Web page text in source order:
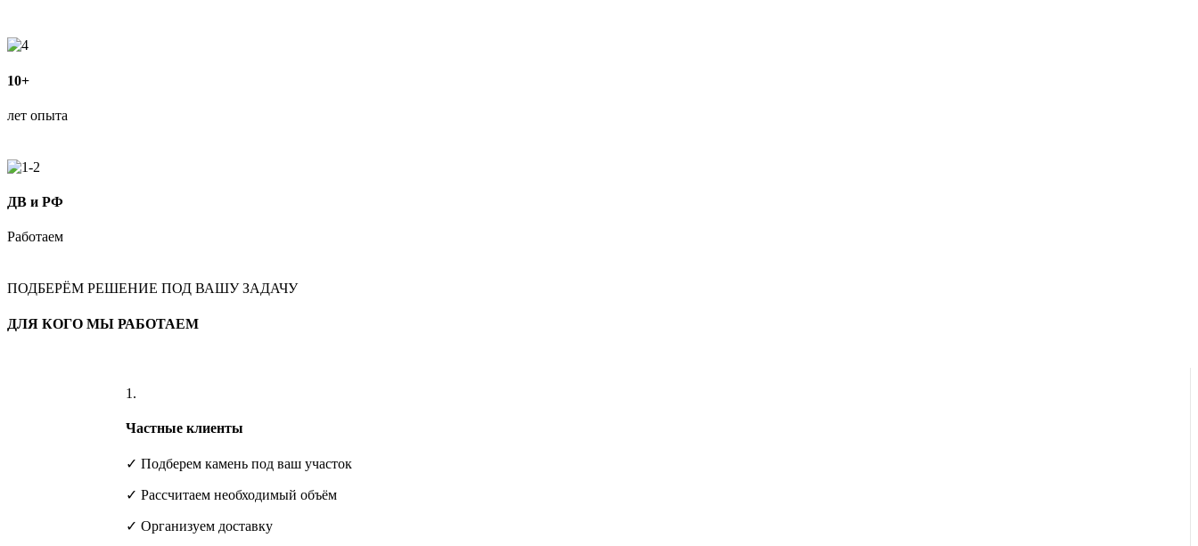
10+
лет опыта
ДВ и РФ
Работаем
ПОДБЕРЁМ РЕШЕНИЕ ПОД ВАШУ ЗАДАЧУ
ДЛЯ КОГО МЫ РАБОТАЕМ
1.
Частные клиенты
✓ Подберем камень под ваш участок
✓ Рассчитаем необходимый объём
✓ Организуем доставку